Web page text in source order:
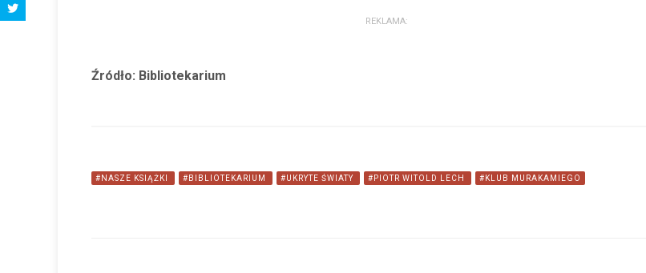
REKLAMA:
Źródło: Bibliotekarium
#NASZE KSIĄŻKI #BIBLIOTEKARIUM #UKRYTE ŚWIATY #PIOTR WITOLD LECH #KLUB MURAKAMIEGO